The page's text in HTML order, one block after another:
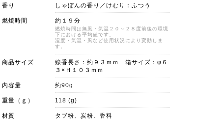
香り しゃぼんの香り／けむり：ふつう
燃焼時間 約１９分
燃焼時間は無風・気温２０～２８度前後の環境
下における平均値です。
湿度・気温・風など使用状況により変動しま
す。
商品サイズ
線香長さ：約９３ｍｍ 箱サイズ：φ６
３×Ｈ１０３ｍｍ
内容量 約90g
重量（ｇ） 118 (g)
材質 タブ粉、炭粉、香料